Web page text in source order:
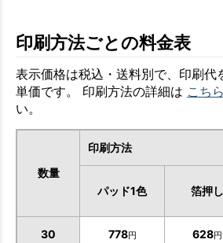
印刷方法ごとの料金表
表示価格は税込・送料別で、印刷代
単価です。 印刷方法の詳細は こちら
い。
数量
印刷方法
パッド1色 箔押し
30 778円 628円